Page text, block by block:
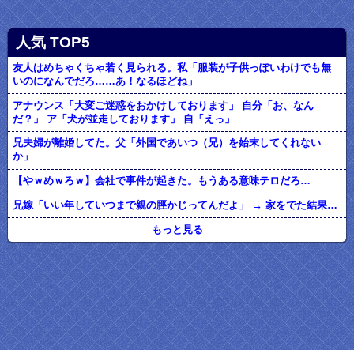
人気 TOP5
友人はめちゃくちゃ若く見られる。私「服装が子供っぽいわけでも無
いのになんでだろ……あ！なるほどね」
アナウンス「大変ご迷惑をおかけしております」 自分「お、なん
だ？」 ア「犬が並走しております」 自「えっ」
兄夫婦が離婚してた。父「外国であいつ（兄）を始末してくれない
か」
【やｗめｗろｗ】会社で事件が起きた。もうある意味テロだろ…
兄嫁「いい年していつまで親の脛かじってんだよ」 → 家をでた結果…
もっと見る